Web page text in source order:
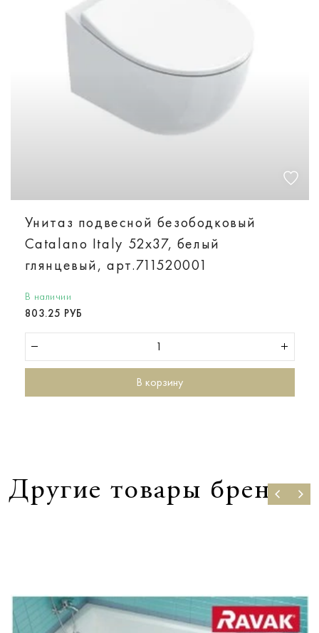
Унитаз подвесной безободковый
Catalano Italy 52х37, белый
глянцевый, арт.711520001
В наличии
803.25 РУБ
В корзину
Другие товары бренда